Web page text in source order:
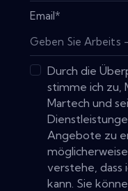
Email*
Durch die
stimme ich zu,
Martech und
Angebote zu
verstehe, dass
kann. Sie